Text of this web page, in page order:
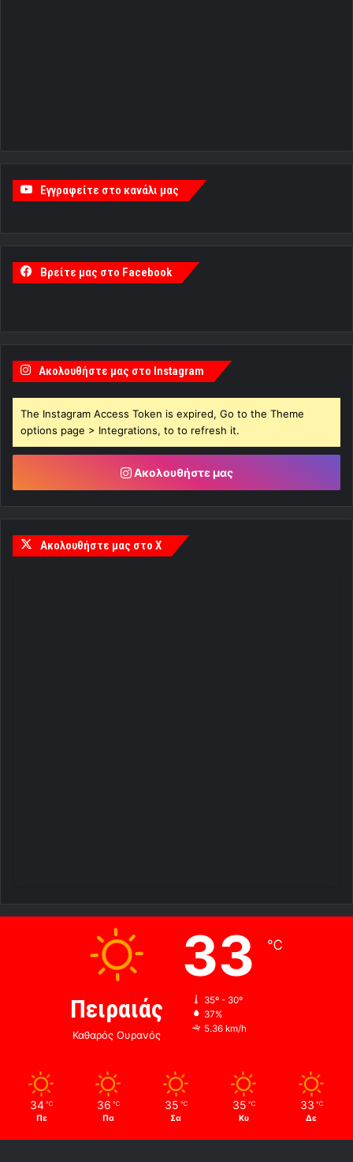
Εγγραφείτε στο κανάλι μας
Βρείτε μας στο Facebook
Ακολουθήστε μας στο Instagram
The Instagram Access Token is expired, Go to the Theme
options page > Integrations, to to refresh it.
Ακολουθήστε μας
Ακολουθήστε μας στο X
Πειραιάς
Καθαρός Ουρανός
33 ℃
35º - 30º
37%
5.36 km/h
34 ℃
Πε
36 ℃
Πα
35 ℃
Σα
35 ℃
Κυ
33 ℃
Δε